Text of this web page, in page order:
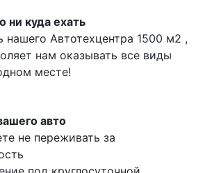
ни куда ехать
нашего Автотехцентра 1500 м2 ,
нам оказывать все виды
месте!
авто
не переживать за